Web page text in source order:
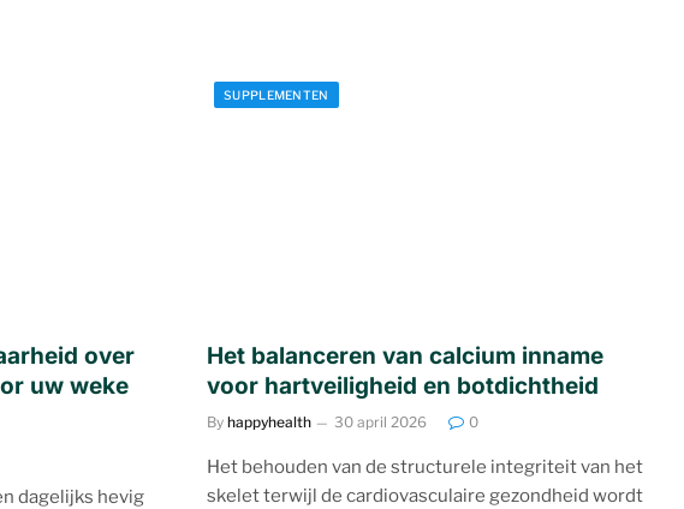
over
uw weke
dagelijks hevig
SUPPLEMENTEN
Het balanceren van calcium inname
voor hartveiligheid en botdichtheid
By happyhealth 30 april 2026 0
Het behouden van de structurele integriteit van het
skelet terwijl de cardiovasculaire gezondheid wordt